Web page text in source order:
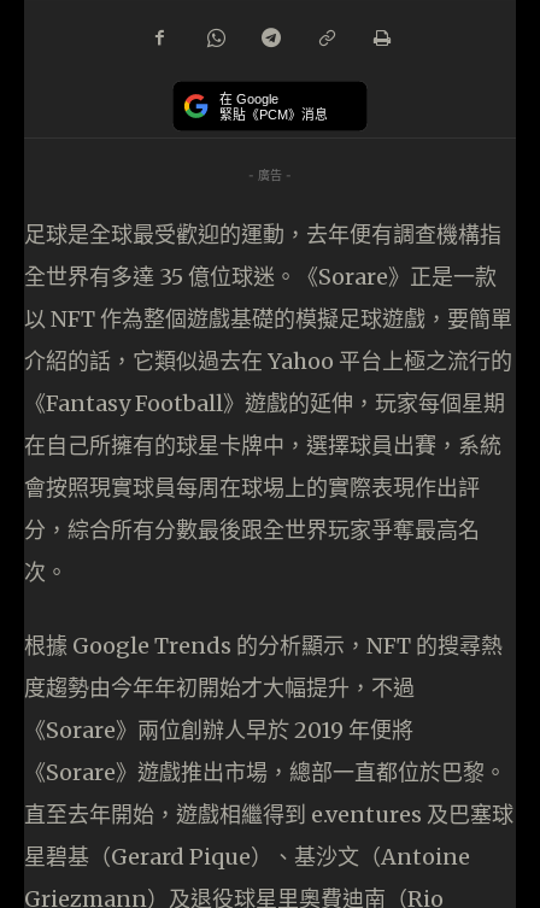
在 Google
緊貼《PCM》消息
- 廣告 -
足球是全球最受歡迎的運動，去年便有調查機構指
全世界有多達 35 億位球迷。《Sorare》正是一款
以 NFT 作為整個遊戲基礎的模擬足球遊戲，要簡單
介紹的話，它類似過去在 Yahoo 平台上極之流行的
《Fantasy Football》遊戲的延伸，玩家每個星期
在自己所擁有的球星卡牌中，選擇球員出賽，系統
會按照現實球員每周在球埸上的實際表現作出評
分，綜合所有分數最後跟全世界玩家爭奪最高名
次。
根據 Google Trends 的分析顯示，NFT 的搜尋熱
度趨勢由今年年初開始才大幅提升，不過
《Sorare》兩位創辦人早於 2019 年便將
《Sorare》遊戲推出市場，總部一直都位於巴黎。
直至去年開始，遊戲相繼得到 e.ventures 及巴塞球
星碧基（Gerard Pique）、基沙文（Antoine
Griezmann）及退役球星里奧費迪南（Rio